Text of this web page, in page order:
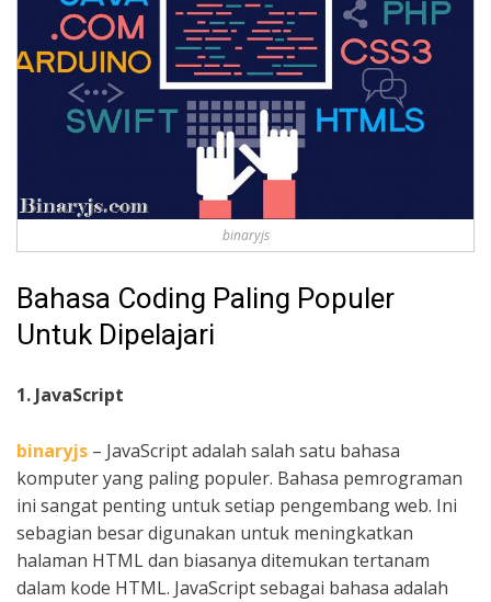
binaryjs
Bahasa Coding Paling Populer
Untuk Dipelajari
1. JavaScript
binaryjs – JavaScript adalah salah satu bahasa
komputer yang paling populer. Bahasa pemrograman
ini sangat penting untuk setiap pengembang web. Ini
sebagian besar digunakan untuk meningkatkan
halaman HTML dan biasanya ditemukan tertanam
dalam kode HTML. JavaScript sebagai bahasa adalah